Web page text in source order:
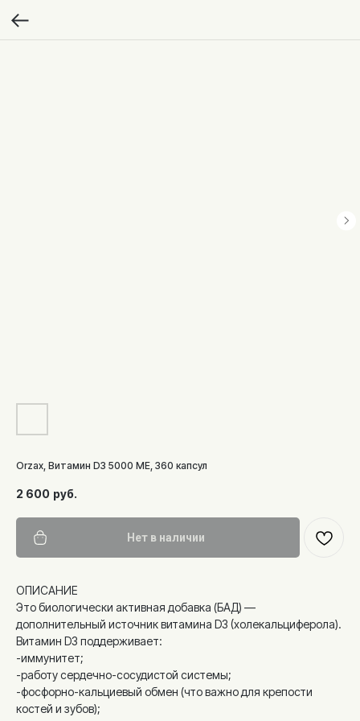
Orzax, Витамин D3 5000 ME, 360 капсул
2 600 руб.
Нет в наличии
ОПИСАНИЕ
Это биологически активная добавка (БАД) —
дополнительный источник витамина D3 (холекальциферола).
Витамин D3 поддерживает:
-иммунитет;
-работу сердечно-сосудистой системы;
-фосфорно-кальциевый обмен (что важно для крепости
костей и зубов);